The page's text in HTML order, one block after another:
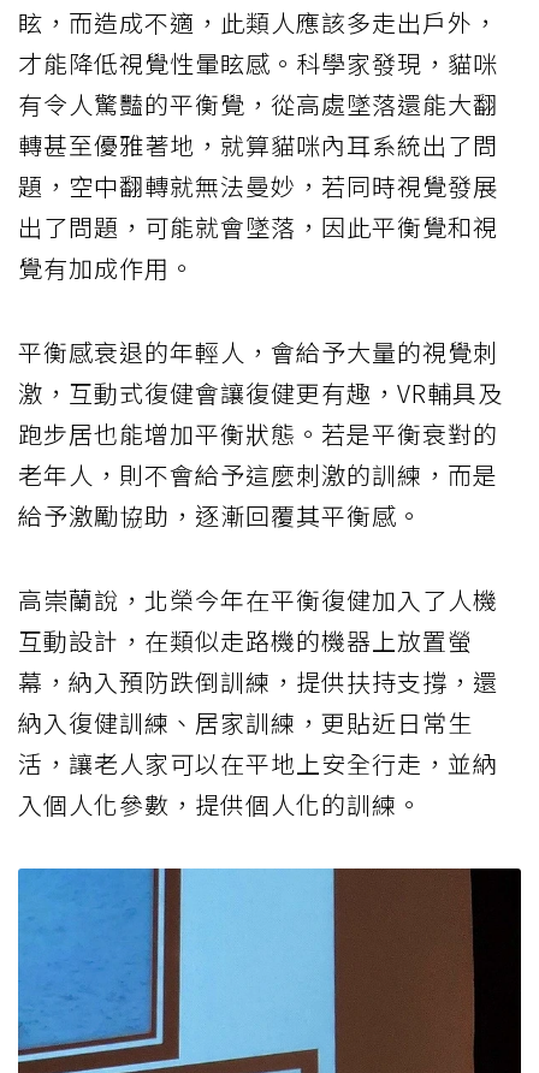
眩，而造成不適，此類人應該多走出戶外，
才能降低視覺性暈眩感。科學家發現，貓咪
有令人驚豔的平衡覺，從高處墜落還能大翻
轉甚至優雅著地，就算貓咪內耳系統出了問
題，空中翻轉就無法曼妙，若同時視覺發展
出了問題，可能就會墜落，因此平衡覺和視
覺有加成作用。
平衡感衰退的年輕人，會給予大量的視覺刺
激，互動式復健會讓復健更有趣，VR輔具及
跑步居也能增加平衡狀態。若是平衡衰對的
老年人，則不會給予這麼刺激的訓練，而是
給予激勵協助，逐漸回覆其平衡感。
高崇蘭說，北榮今年在平衡復健加入了人機
互動設計，在類似走路機的機器上放置螢
幕，納入預防跌倒訓練，提供扶持支撐，還
納入復健訓練、居家訓練，更貼近日常生
活，讓老人家可以在平地上安全行走，並納
入個人化參數，提供個人化的訓練。